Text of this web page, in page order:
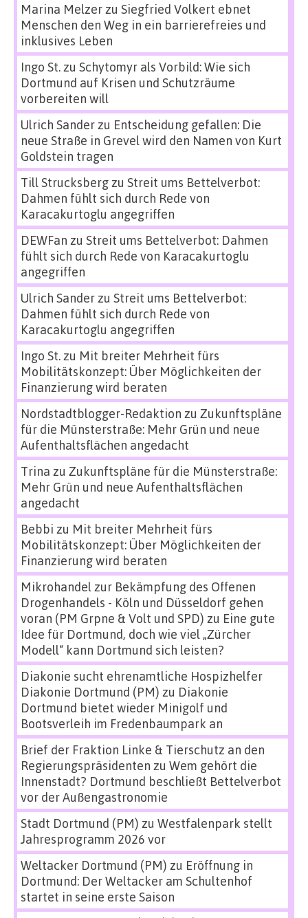
Marina Melzerzu Siegfried Volkert ebnet
Menschen den Weg in ein barrierefreies und
inklusives Leben
Ingo St.zu Schytomyr als Vorbild: Wie sich
Dortmund auf Krisen und Schutzräume
vorbereiten will
Ulrich Sanderzu Entscheidung gefallen: Die
neue Straße in Grevel wird den Namen von Kurt
Goldstein tragen
Till Strucksbergzu Streit ums Bettelverbot:
Dahmen fühlt sich durch Rede von
Karacakurtoglu angegriffen
DEWFan zu Streit ums Bettelverbot: Dahmen
fühlt sich durch Rede von Karacakurtoglu
angegriffen
Ulrich Sanderzu Streit ums Bettelverbot:
Dahmen fühlt sich durch Rede von
Karacakurtoglu angegriffen
Ingo St.zu Mit breiter Mehrheit fürs
Mobilitätskonzept: Über Möglichkeiten der
Finanzierung wird beraten
Nordstadtblogger-Redaktion zu Zukunftspläne
für die Münsterstraße: Mehr Grün und neue
Aufenthaltsflächen angedacht
Trina zu Zukunftspläne für die Münsterstraße:
Mehr Grün und neue Aufenthaltsflächen
angedacht
Bebbi zu Mit breiter Mehrheit fürs
Mobilitätskonzept: Über Möglichkeiten der
Finanzierung wird beraten
Mikrohandel zur Bekämpfung des Offenen
Drogenhandels - Köln und Düsseldorf gehen
voran (PM Grpne & Volt und SPD) zu Eine gute
Idee für Dortmund, doch wie viel „Zürcher
Modell“ kann Dortmund sich leisten?
Diakonie sucht ehrenamtliche Hospizhelfer
Diakonie Dortmund (PM) zu Diakonie
Dortmund bietet wieder Minigolf und
Bootsverleih im Fredenbaumpark an
Brief der Fraktion Linke & Tierschutz an den
Regierungspräsidenten zu Wem gehört die
Innenstadt? Dortmund beschließt Bettelverbot
vor der Außengastronomie
Stadt Dortmund (PM) zu Westfalenpark stellt
Jahresprogramm 2026 vor
Weltacker Dortmund (PM) zu Eröffnung in
Dortmund: Der Weltacker am Schultenhof
startet in seine erste Saison